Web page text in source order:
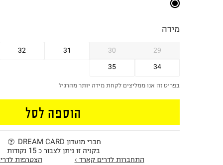
מידה
29
30
31
32
34
35
בפריט זה אנו ממליצים לקחת מידה יותר מהרגיל
הוספה לסל
חברי מועדון DREAM CARD
בקניה זו ניתן לצבור כ 15 נקודות
התחברות לדרים קארד ›
הצטרפות